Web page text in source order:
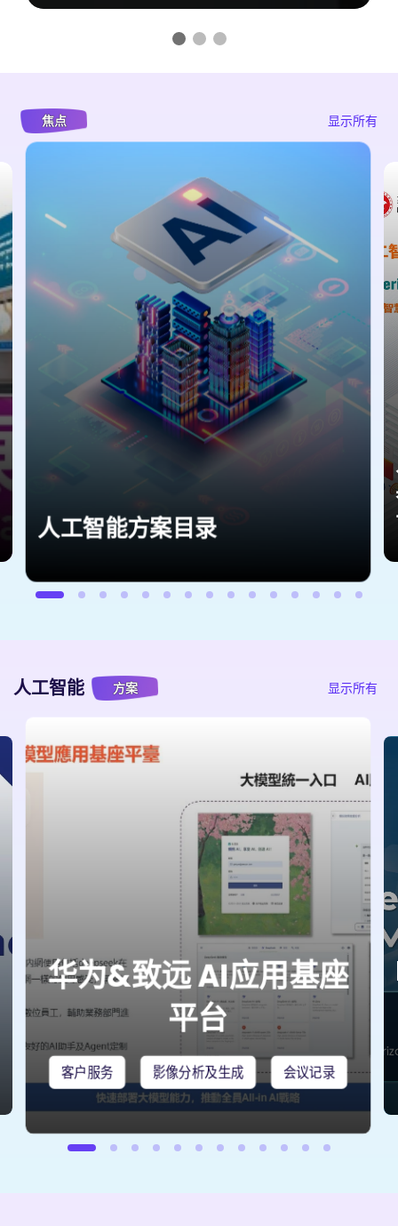
焦点 显示所有
人工智能方案目录
人工智能 方案 显示所有
华为&致远 AI应用基座
平台
客户服务 影像分析及生成 会议记录